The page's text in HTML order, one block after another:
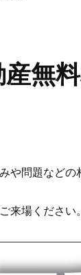
無
や問題などの
来場ください。